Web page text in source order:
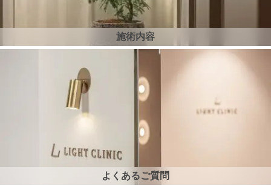
施術内容
よくあるご質問